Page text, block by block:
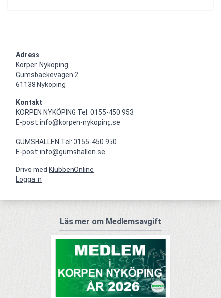
Adress
Korpen Nyköping
Gumsbackevägen 2
61138 Nyköping
Kontakt
KORPEN NYKÖPING Tel: 0155-450 953
E-post: info@korpen-nykoping.se
GUMSHALLEN Tel: 0155-450 950
E-post: info@gumshallen.se
Drivs med KlubbenOnline
Logga in
Läs mer om Medlemsavgift